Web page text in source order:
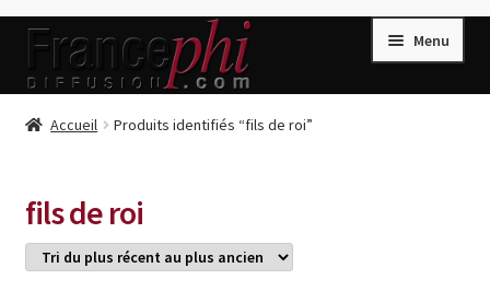
Aller
la
Aller
contenu
Menu
Accueil
Conditions de Vente
Accueil Produits identifiés “fils de roi”
fils de roi